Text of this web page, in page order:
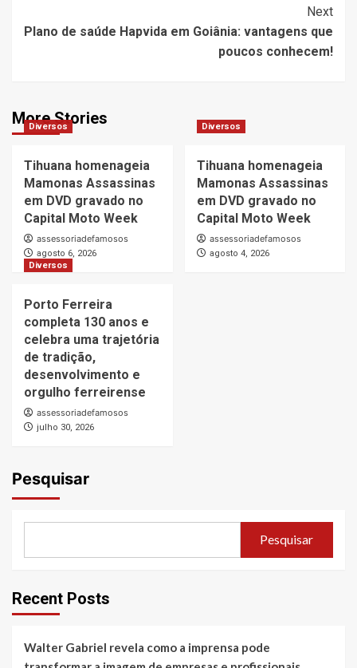
Next
Plano de saúde Hapvida em Goiânia: vantagens que
poucos conhecem!
More Stories
Diversos
Tihuana homenageia
Mamonas Assassinas
em DVD gravado no
Capital Moto Week
assessoriadefamosos
agosto 6, 2026
Diversos
Tihuana homenageia
Mamonas Assassinas
em DVD gravado no
Capital Moto Week
assessoriadefamosos
agosto 4, 2026
Diversos
Porto Ferreira
completa 130 anos e
celebra uma trajetória
de tradição,
desenvolvimento e
orgulho ferreirense
assessoriadefamosos
julho 30, 2026
Pesquisar
Pesquisar
Recent Posts
Walter Gabriel revela como a imprensa pode